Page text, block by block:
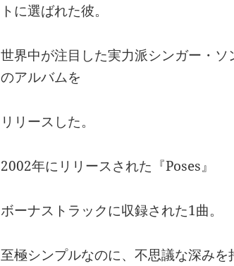
トに選ばれた彼。
世界中が注目した実力派シンガー・
のアルバムを
リリースした。
2002年にリリースされた『Poses』
ボーナストラックに収録された1曲。
至極シンプルなのに、不思議な深み